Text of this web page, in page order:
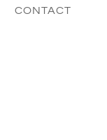
CONTACT